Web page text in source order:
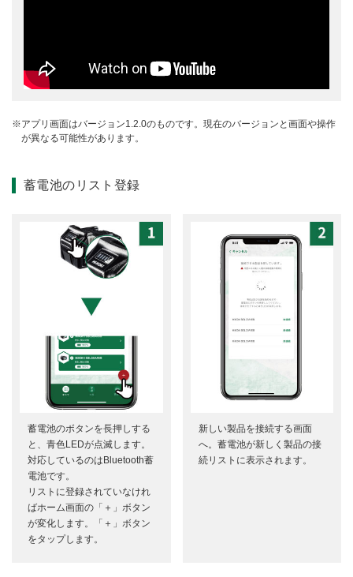
アプリ画面はバージョン1.2.0のものです。現在のバージョンと画面や操作
が異なる可能性があります。
蓄電池のリスト登録
蓄電池のボタンを長押しする
と、青色LEDが点滅します。
対応しているのはBluetooth蓄
電池です。
リストに登録されていなけれ
ばホーム画面の「＋」ボタン
が変化します。「＋」ボタン
をタップします。
新しい製品を接続する画面
へ。蓄電池が新しく製品の接
続リストに表示されます。